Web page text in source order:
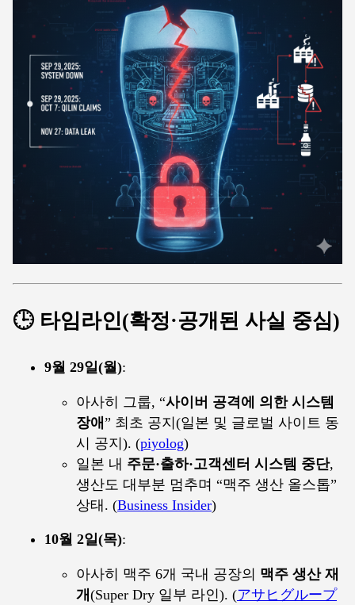
🕒 타임라인(확정·공개된 사실 중심)
9월 29일(월):
아사히 그룹, “사이버 공격에 의한 시스템
장애 ” 최초 공지(일본 및 글로벌 사이트 동
시 공지). (piyolog)
일본 내 주문·출하·고객센터 시스템 중단,
생산도 대부분 멈추며 “맥주 생산 올스톱”
상태. (Business Insider)
10월 2일(목):
아사히 맥주 6개 국내 공장의 맥주 생산 재
개 (Super Dry 일부 라인). (アサヒグループ